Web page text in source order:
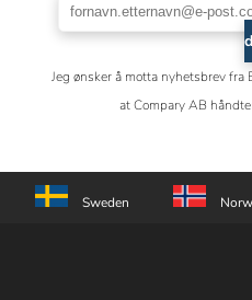
Jeg ønsker å motta nyhetsbrev
at Compary AB
Sweden